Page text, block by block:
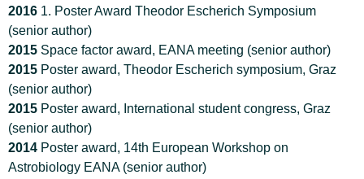
2016 1. Poster Award Theodor Escherich Symposium
(senior author)
2015 Space factor award, EANA meeting (senior author)
2015 Poster award, Theodor Escherich symposium, Graz
(senior author)
2015 Poster award, International student congress, Graz
(senior author)
2014 Poster award, 14th European Workshop on
Astrobiology EANA (senior author)